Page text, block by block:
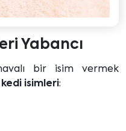
Yabancı
bir isim vermek
kedi isimleri: